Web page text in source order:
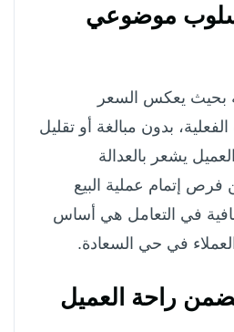
موضوعي
بحيث يعكس السعر
بدون مبالغة أو تقليل
يشعر بالعدالة
فرص إتمام عملية البيع
في التعامل هي أساس
في حي السعادة.
راحة العميل